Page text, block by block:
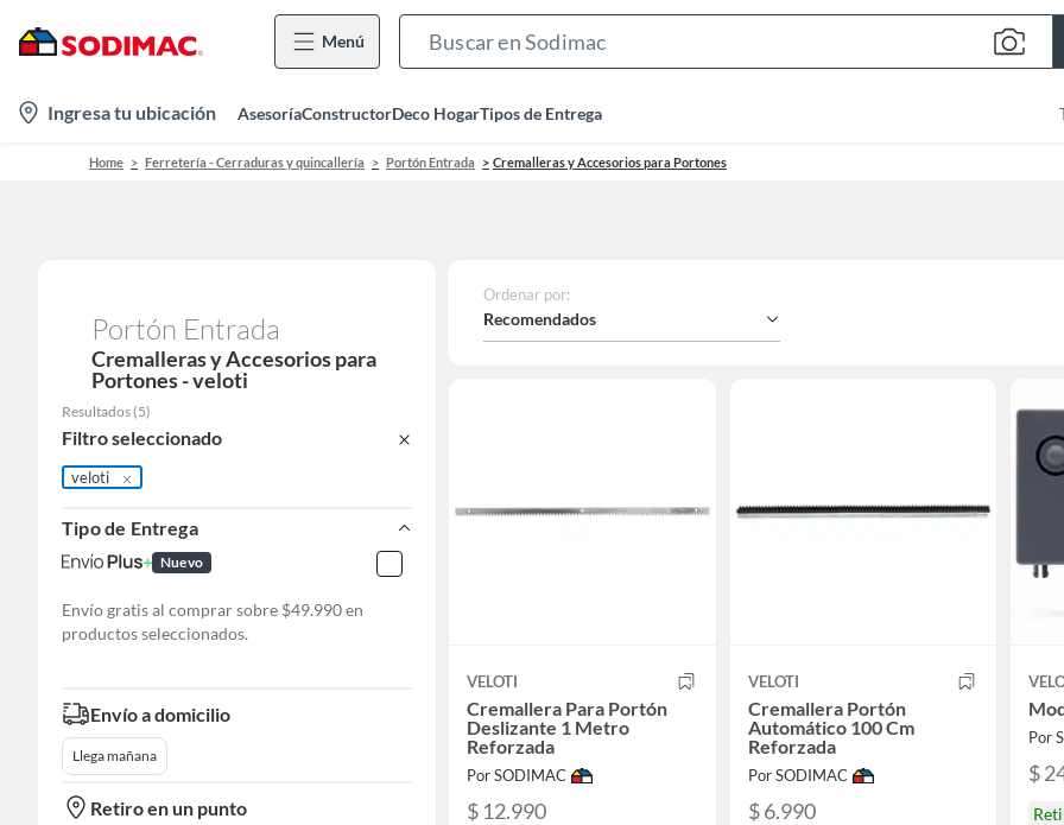
Menú
Bar
location-
icon
Ingresa tu ubicación AsesoríaConstructorDeco HogarTipos de Entrega
Home Ferretería - Cerraduras y quincallería Portón Entrada Cremalleras y Accesorios para Portones
Portón Entrada
Cremalleras y Accesorios para
Portones - veloti
Resultados (5)
Filtro seleccionado
veloti
Tipo de Entrega
Nuevo
Envío gratis al comprar sobre $49.990 en
productos seleccionados.
Envío a domicilio
Llega mañana
Retiro en un punto
Ordenar por:
Recomendados
VELOTI
Cremallera Para Portón
Deslizante 1 Metro
Reforzada
Por SODIMAC
$ 12.990
VELOTI
Cremallera Portón
Automático 100 Cm
Reforzada
Por SODIMAC
$ 6.990
Por
$